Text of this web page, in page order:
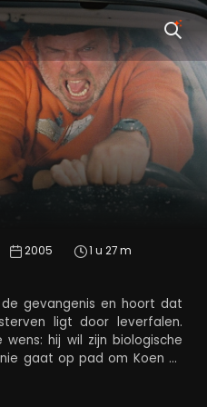
2005 1 u 27 m
gevangenis en hoort dat
ligt door leverfalen.
hij wil zijn biologische
gaat op pad om Koen bij
gaan Bennie en Koen